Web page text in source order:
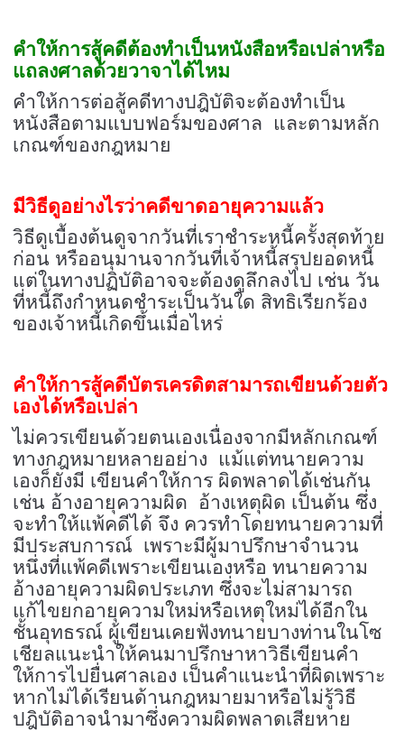
คำให้การสู้คดีต้องทำเป็นหนังสือหรือเปล่าหรือ
แถลงศาลด้วยวาจาได้ไหม
คำให้การต่อสู้คดีทางปฎิบัติจะต้องทำเป็น
หนังสือตามแบบฟอร์มของศาล และตามหลัก
เกณฑ์ของกฎหมาย
มีวิธีดูอย่างไรว่าคดีขาดอายุความแล้ว
วิธีดูเบื้องต้นดูจากวันที่เราชำระหนี้ครั้งสุดท้าย
ก่อน หรืออนุมานจากวันที่เจ้าหนี้สรุปยอดหนี้
แต่ในทางปฏิบัติอาจจะต้องดูลึกลงไป เช่น วัน
ที่หนี้ถึงกำหนดชำระเป็นวันใด สิทธิเรียกร้อง
ของเจ้าหนี้เกิดขึ้นเมื่อไหร่
คำให้การสู้คดีบัตรเครดิตสามารถเขียนด้วยตัว
เองได้หรือเปล่า
ไม่ควรเขียนด้วยตนเองเนื่องจากมีหลักเกณฑ์
ทางกฎหมายหลายอย่าง แม้แต่ทนายความ
เองก็ยังมี เขียนคำให้การ ผิดพลาดได้เช่นกัน
เช่น อ้างอายุความผิด อ้างเหตุผิด เป็นต้น ซึ่ง
จะทำให้แพ้คดีได้ จึง ควรทำโดยทนายความที่
มีประสบการณ์ เพราะมีผู้มาปรึกษาจำนวน
หนึ่งที่แพ้คดีเพราะเขียนเองหรือ ทนายความ
อ้างอายุความผิดประเภท ซึ่งจะไม่สามารถ
แก้ไขยกอายุความใหม่หรือเหตุใหม่ได้อีกใน
ชั้นอุทธรณ์ ผู้เขียนเคยฟังทนายบางท่านในโซ
เชียลแนะนำให้คนมาปรึกษาหาวิธีเขียนคำ
ให้การไปยื่นศาลเอง เป็นคำแนะนำที่ผิดเพราะ
หากไม่ได้เรียนด้านกฎหมายมาหรือไม่รู้วิธี
ปฎิบัติอาจนำมาซึ่งความผิดพลาดเสียหาย